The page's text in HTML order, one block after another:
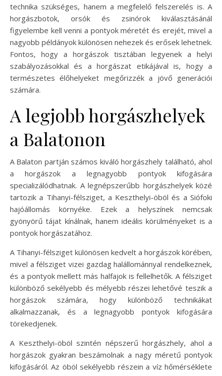
technika szükséges, hanem a megfelelő felszerelés is. A
horgászbotok, orsók és zsinórok kiválasztásánál
figyelembe kell venni a pontyok méretét és erejét, mivel a
nagyobb példányok különösen nehezek és erősek lehetnek.
Fontos, hogy a horgászok tisztában legyenek a helyi
szabályozásokkal és a horgászat etikájával is, hogy a
természetes élőhelyeket megőrizzék a jövő generációi
számára.
A legjobb horgászhelyek
a Balatonon
A Balaton partján számos kiváló horgászhely található, ahol
a horgászok a legnagyobb pontyok kifogására
specializálódhatnak. A legnépszerűbb horgászhelyek közé
tartozik a Tihanyi-félsziget, a Keszthelyi-öböl és a Siófoki
hajóállomás környéke. Ezek a helyszínek nemcsak
gyönyörű tájat kínálnak, hanem ideális körülményeket is a
pontyok horgászatához.
A Tihanyi-félsziget különösen kedvelt a horgászok körében,
mivel a félsziget vizei gazdag halállománnyal rendelkeznek,
és a pontyok mellett más halfajok is fellelhetők. A félsziget
különböző sekélyebb és mélyebb részei lehetővé teszik a
horgászok számára, hogy különböző technikákat
alkalmazzanak, és a legnagyobb pontyok kifogására
törekedjenek.
A Keszthelyi-öböl szintén népszerű horgászhely, ahol a
horgászok gyakran beszámolnak a nagy méretű pontyok
kifogásáról. Az öböl sekélyebb részein a víz hőmérséklete